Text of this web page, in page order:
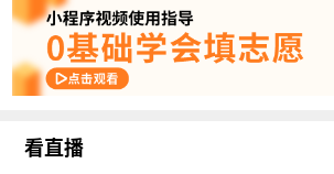
看直播